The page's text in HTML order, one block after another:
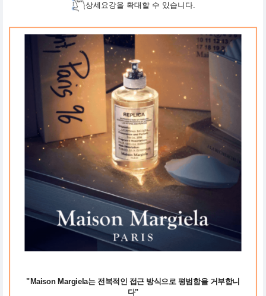
상세요강을 확대할 수 있습니다.
"Maison Margiela는 전복적인 접근 방식으로 평범함을 거부합니
다"